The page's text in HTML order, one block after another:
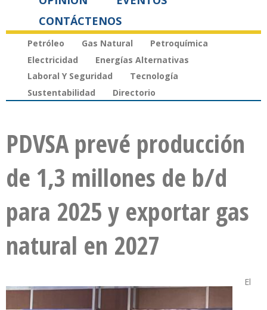
CONTÁCTENOS
Petróleo Gas Natural
Petroquímica
Electricidad
Energías Alternativas
Laboral Y Seguridad
Tecnología
Sustentabilidad
Directorio
PDVSA prevé producción
de 1,3 millones de b/d
para 2025 y exportar gas
natural en 2027
El